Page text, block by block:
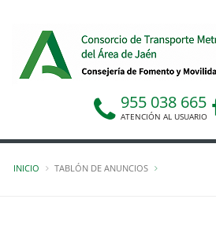
955 038 665
ATENCIÓN AL USUARIO
INICIO TABLÓN DE ANUNCIOS